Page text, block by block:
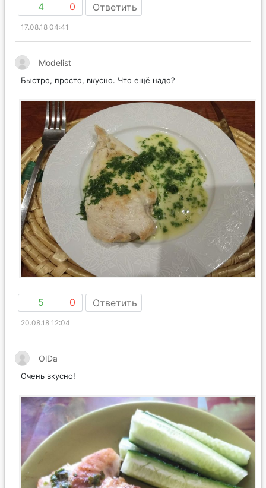
4 0 Ответить
17.08.18 04:41
Modelist
Быстро, просто, вкусно. Что ещё надо?
5 0 Ответить
20.08.18 12:04
OlDa
Очень вкусно!